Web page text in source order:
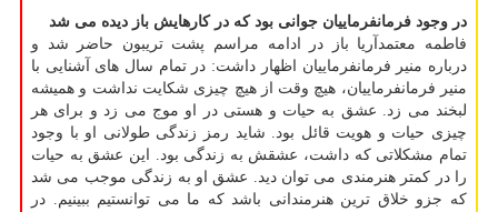
در وجود فرمانفرماییان جوانی بود كه در كارهایش باز دیده می شد
فاطمه معتمدآریا باز در ادامه مراسم پشت تریبون حاضر شد و
درباره منیر فرمانفرماییان اظهار داشت: در تمام سال های آشنایی با
منیر فرمانفرماییان، هیچ وقت از هیچ چیزی شكایت نداشت و همیشه
لبخند می زد. عشق به حیات و هستی در او موج می زد و برای هر
چیزی حیات و هویت قائل بود. شاید رمز زندگی طولانی او با وجود
تمام مشكلاتی كه داشت، عشقش به زندگی بود. این عشق به حیات
را در كمتر هنرمندی می توان دید. عشق او به زندگی موجب می شد
كه جزو خلاق ترین هنرمندانی باشد كه ما می توانستیم ببینیم. در